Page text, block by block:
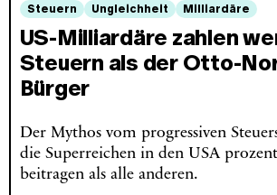
Steuern Ungleichheit Milliardäre
US-Milliardäre zahlen
Steuern als der Otto-
Bürger
Der Mythos vom progressiven
die Superreichen in den USA
beitragen als alle anderen.